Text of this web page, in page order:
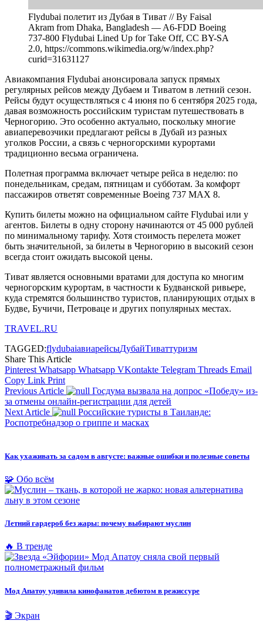
Flydubai полетит из Дубая в Тиват // By Faisal
Akram from Dhaka, Bangladesh — A6-FDD Boeing
737-800 Flydubai Lined Up for Take Off, CC BY-SA
2.0, https://commons.wikimedia.org/w/index.php?
curid=31631127
Авиакомпания Flydubai анонсировала запуск прямых
регулярных рейсов между Дубаем и Тиватом в летний сезон.
Рейсы будут осуществляться с 4 июня по 6 сентября 2025 года,
давая возможность российским туристам путешествовать в
Черногорию. Это особенно актуально, поскольку многие
авиаперевозчики предлагают рейсы в Дубай из разных
уголков России, а связь с черногорскими курортами
традиционно весьма ограничена.
Полетная программа включает четыре рейса в неделю: по
понедельникам, средам, пятницам и субботам. За комфорт
пассажиров ответят современные Boeing 737 MAX 8.
Купить билеты можно на официальном сайте Flydubai или у
агентов. Билеты в одну сторону начинаются от 45 000 рублей
по минимальному тарифу. Хотя стоимость перелета может
быть значительной, за билеты в Черногорию в высокий сезон
всегда стоит ожидать высокой цены.
Тиват является основными вратами для доступа ко многим
черногорским курортам, в частности к Будванской ривьере,
куда стремятся большинство туристов, планирующих отдых в
Будве, Бучичи, Петроваце и других популярных местах.
TRAVEL.RU
TAGGED:flydubaiавиарейсыДубайТиваттуризм
Share This Article
Pinterest Whatsapp Whatsapp VKontakte Telegram Threads Email
Copy Link Print
Previous Article
Госдума вызвала на допрос «Победу» из-
за отмены онлайн-регистрации для детей
Next Article
Российские туристы в Таиланде:
Роспотребнадзор о гриппе и масках
Как ухаживать за садом в августе: важные ошибки и полезные советы
🧩 Обо всём
Летний гардероб без жары: почему выбирают муслин
🔥 В тренде
Мод Апатоу удивила кинофанатов дебютом в режиссуре
🎬 Экран